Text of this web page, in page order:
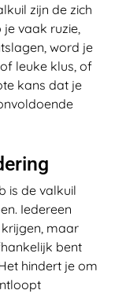
zijn de zich
vaak ruzie,
word je
leuke klus, of
kans dat je
is de valkuil
Iedereen
maar
bent
hindert je om